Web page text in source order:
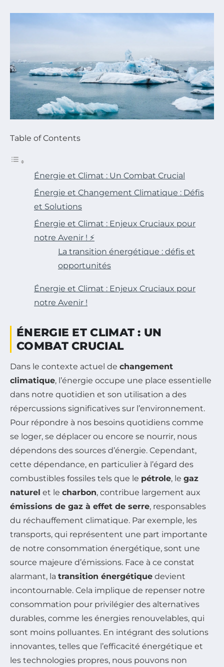
Table of Contents
Énergie et Climat : Un Combat Crucial
Énergie et Changement Climatique : Défis
et Solutions
Énergie et Climat : Enjeux Cruciaux pour
notre Avenir ! ⚡
La transition énergétique : défis et
opportunités
Énergie et Climat : Enjeux Cruciaux pour
notre Avenir !
ÉNERGIE ET CLIMAT : UN
COMBAT CRUCIAL
Dans le contexte actuel de changement
climatique, l’énergie occupe une place essentielle
dans notre quotidien et son utilisation a des
répercussions significatives sur l’environnement.
Pour répondre à nos besoins quotidiens comme
se loger, se déplacer ou encore se nourrir, nous
dépendons des sources d’énergie. Cependant,
cette dépendance, en particulier à l’égard des
combustibles fossiles tels que le pétrole, le gaz
naturel et le charbon, contribue largement aux
émissions de gaz à effet de serre, responsables
du réchauffement climatique. Par exemple, les
transports, qui représentent une part importante
de notre consommation énergétique, sont une
source majeure d’émissions. Face à ce constat
alarmant, la transition énergétique devient
incontournable. Cela implique de repenser notre
consommation pour privilégier des alternatives
durables, comme les énergies renouvelables, qui
sont moins polluantes. En intégrant des solutions
innovantes, telles que l’efficacité énergétique et
les technologies propres, nous pouvons non